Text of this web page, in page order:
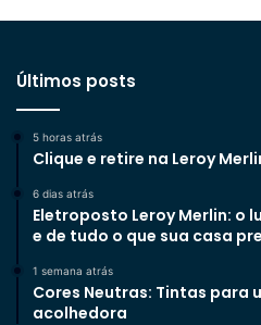
Últimos posts
5 horas atrás
Clique e retire na Leroy
6 dias atrás
Eletroposto Leroy Merlin: o
e de tudo o que sua casa
1 semana atrás
Cores Neutras: Tintas para
acolhedora